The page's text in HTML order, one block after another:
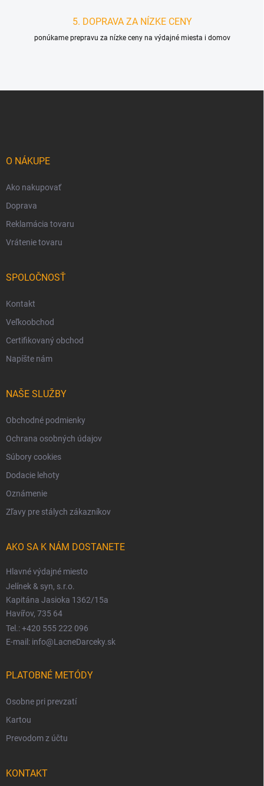
5. DOPRAVA ZA NÍZKE CENY
ponúkame prepravu za nízke ceny na výdajné miesta i domov
O NÁKUPE
Ako nakupovať
Doprava
Reklamácia tovaru
Vrátenie tovaru
SPOLOČNOSŤ
Kontakt
Veľkoobchod
Certifikovaný obchod
Napíšte nám
NAŠE SLUŽBY
Obchodné podmienky
Ochrana osobných údajov
Súbory cookies
Dodacie lehoty
Oznámenie
Zľavy pre stálych zákazníkov
AKO SA K NÁM DOSTANETE
Hlavné výdajné miesto
Jelínek & syn, s.r.o.
Kapitána Jasioka 1362/15a
Havířov, 735 64
Tel.: +420 555 222 096
E-mail: info@LacneDarceky.sk
PLATOBNÉ METÓDY
Osobne pri prevzatí
Kartou
Prevodom z účtu
KONTAKT